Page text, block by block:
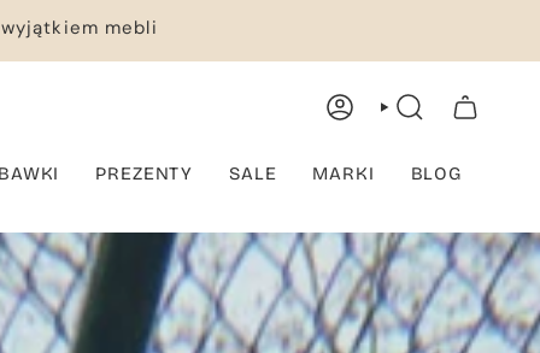
mebli
KONTO WYSZUKIWANIE
PREZENTY SALE MARKI BLOG